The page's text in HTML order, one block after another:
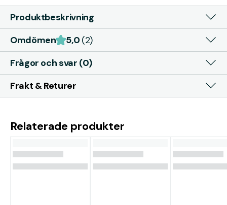
Produktbeskrivning
Omdömen
5,0 (2)
Frågor och svar (0)
Frakt & Returer
Relaterade produkter